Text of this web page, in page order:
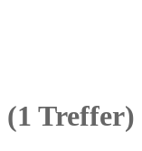
(1 Treffer)